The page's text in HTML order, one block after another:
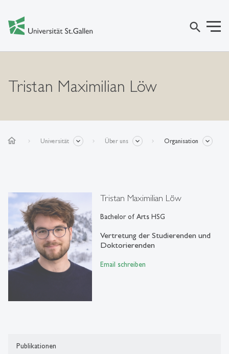
search
Tristan Maximilian Löw
home Universität Über uns Organisation
Tristan Maximilian Löw
Bachelor of Arts HSG
Vertretung der Studierenden und
Doktorierenden
Email schreiben
Publikationen